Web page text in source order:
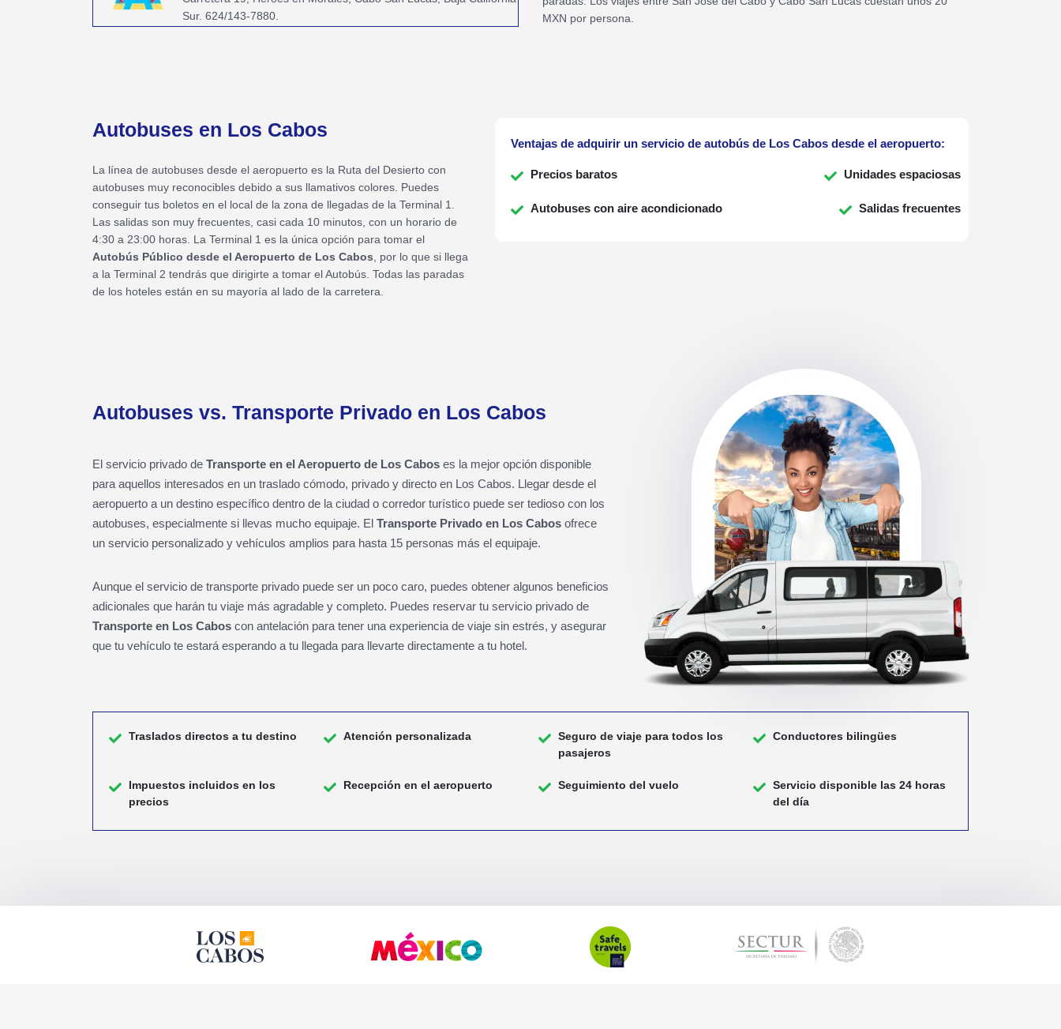
MXN por persona.
Sur. 624/143-7880.
Autobuses en Los Cabos
La línea de autobuses desde el aeropuerto es la Ruta del Desierto con
autobuses muy reconocibles debido a sus llamativos colores. Puedes
conseguir tus boletos en el local de la zona de llegadas de la Terminal 1.
Las salidas son muy frecuentes, casi cada 10 minutos, con un horario de
4:30 a 23:00 horas. La Terminal 1 es la única opción para tomar el
Autobús Público desde el Aeropuerto de Los Cabos , por lo que si llega
a la Terminal 2 tendrás que dirigirte a tomar el Autobús. Todas las paradas
de los hoteles están en su mayoría al lado de la carretera.
Ventajas de adquirir un servicio de autobús de Los Cabos desde el aeropuerto:
Precios baratos Unidades espaciosas
Autobuses con aire acondicionado Salidas frecuentes
Autobuses vs. Transporte Privado en Los Cabos
El servicio privado de Transporte en el Aeropuerto de Los Cabos es la mejor opción disponible
para aquellos interesados en un traslado cómodo, privado y directo en Los Cabos. Llegar desde el
aeropuerto a un destino específico dentro de la ciudad o corredor turístico puede ser tedioso con los
autobuses, especialmente si llevas mucho equipaje. El Transporte Privado en Los Cabos ofrece
un servicio personalizado y vehículos amplios para hasta 15 personas más el equipaje.
Aunque el servicio de transporte privado puede ser un poco caro, puedes obtener algunos beneficios
adicionales que harán tu viaje más agradable y completo. Puedes reservar tu servicio privado de
Transporte en Los Cabos con antelación para tener una experiencia de viaje sin estrés, y asegurar
que tu vehículo te estará esperando a tu llegada para llevarte directamente a tu hotel.
Traslados directos a tu destino Atención personalizada
Seguro de viaje para todos los
pasajeros
Conductores bilingües
Impuestos incluidos en los
precios
Recepción en el aeropuerto Seguimiento del vuelo
Servicio disponible las 24 horas
del día